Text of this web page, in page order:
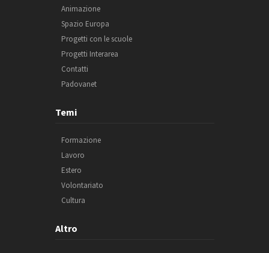
Animazione
Spazio Europa
Progetti con le scuole
Progetti Interarea
Contatti
Padovanet
Temi
Formazione
Lavoro
Estero
Volontariato
Cultura
Altro